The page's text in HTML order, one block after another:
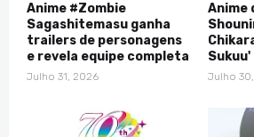
Anime #Zombie
Sagashitemasu ganha
trailers de personagens
e revela equipe completa
Julho 31, 2026
Anime
Julho